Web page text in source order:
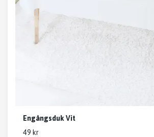
Engångsduk Vit
49 kr